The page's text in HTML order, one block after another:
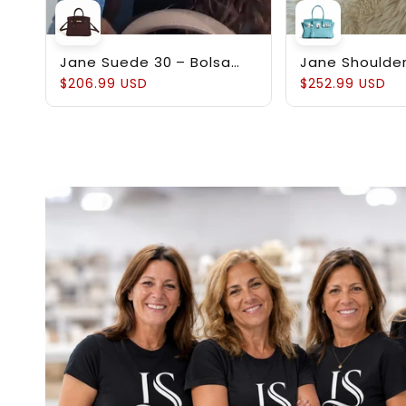
Jane Suede 30 – Bolsa
em Couro Suede
$206.99 USD
Jane
Estruturada
$252.99 USD